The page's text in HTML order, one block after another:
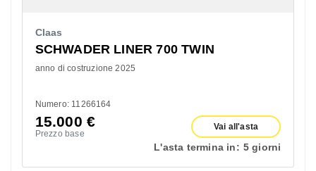
Claas
SCHWADER LINER 700 TWIN
anno di costruzione 2025
Numero: 11266164
15.000 €
Prezzo base
Vai all'asta
L'asta termina in: 5 giorni